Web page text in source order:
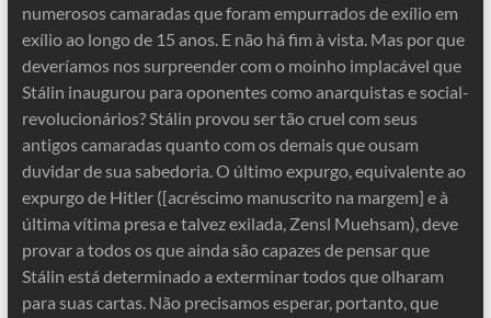
numerosos camaradas que foram empurrados de exílio em
exílio ao longo de 15 anos. E não há fim à vista. Mas por que
deveríamos nos surpreender com o moinho implacável que
Stálin inaugurou para oponentes como anarquistas e social-
revolucionários? Stálin provou ser tão cruel com seus
antigos camaradas quanto com os demais que ousam
duvidar de sua sabedoria. O último expurgo, equivalente ao
expurgo de Hitler ([acréscimo manuscrito na margem] e à
última vítima presa e talvez exilada, Zensl Muehsam), deve
provar a todos os que ainda são capazes de pensar que
Stálin está determinado a exterminar todos que olharam
para suas cartas. Não precisamos esperar, portanto, que